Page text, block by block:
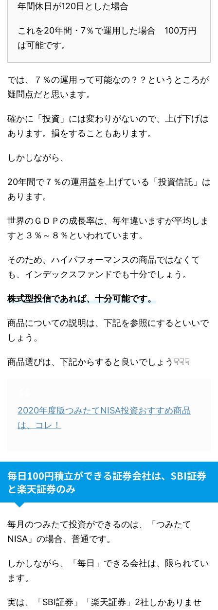
年間休日が120日とした場合
これを20年間・7％で運用した場合 100万円
は可能です。
では、７％の運用って可能なの？？というところが
疑問点だと思います。
確かに「投資」には変わりがないので、上げ下げは
あります。損をすることもあります。
しかしながら、
20年間で７％の運用益を上げている「投資信託」は
あります。
世界のＧＤＰの成長率は、毎年違いますが平均しま
すと３％～８％といわれています。
そのため、ハイパフォーマンスの商品ではなくて
も、インデックスファンドでも十分でしょう。
株式型投信であれば、十分可能です。
商品についての説明は、下記を参照にするといいで
しょう。
商品選びは、下記からすると良いでしょう☟☟☟
2020年度版つみたてNISA投資おすすめ商品
は、コレ！
毎日100円積立ができる証券会社は、SBI証券
と楽天証券のみ
毎月のつみたて投資ができるのは、「つみたて
NISA」の場合、普通です。
しかしながら、「毎日」できる会社は、限られてい
ます。
実は、「SBI証券」「楽天証券」2社しかありませ